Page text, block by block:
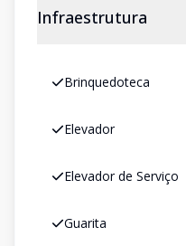
Infraestrutura
Brinquedoteca
Elevador
Elevador de Serviço
Guarita